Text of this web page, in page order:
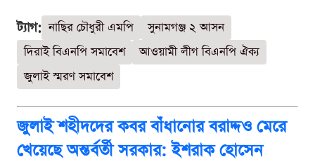
ট্যাগ: নাছির চৌধুরী এমপি
সুনামগঞ্জ ২ আসন
দিরাই বিএনপি সমাবেশ
আওয়ামী লীগ বিএনপি ঐক্য
জুলাই স্মরণ সমাবেশ
জুলাই শহীদদের কবর বাঁধানোর বরাদ্দও মেরে
খেয়েছে অন্তর্বর্তী সরকার: ইশরাক হোসেন